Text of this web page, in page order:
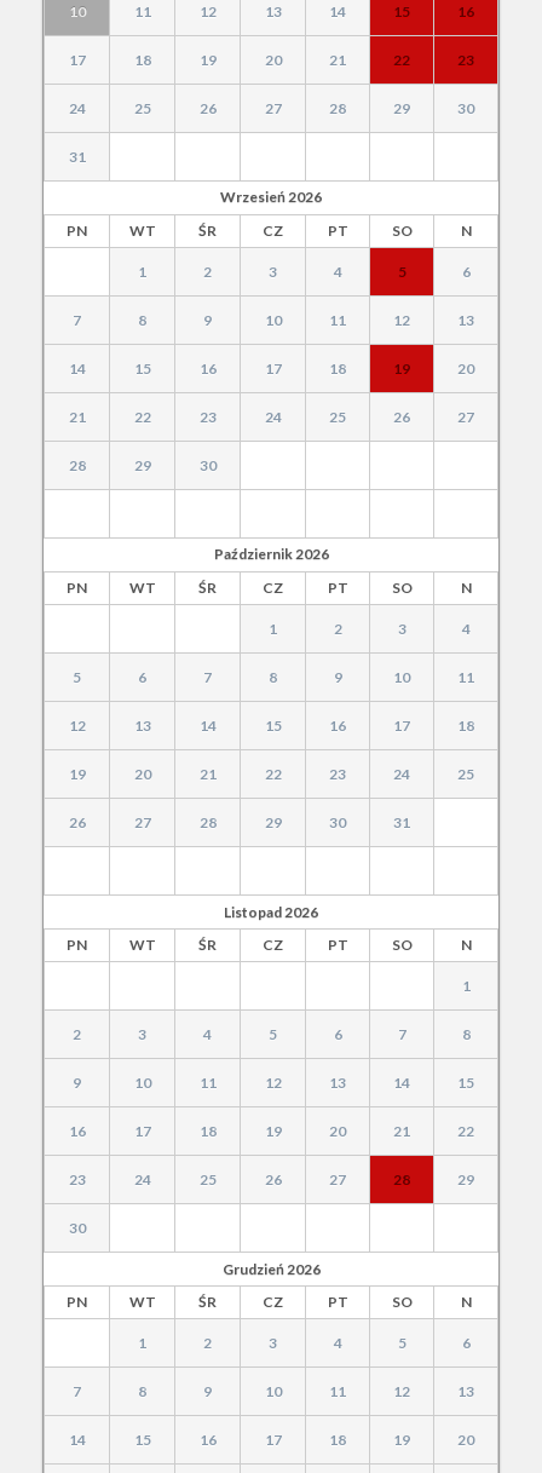
10 11 12 13 14 15 16
17 18 19 20 21 22 23
24 25 26 27 28 29 30
31
Wrzesień2026
PN
WT ŚR CZ PT SO N
1 2 3 4 5 6
7 8 9 10 11 12 13
14 15 16 17 18 19 20
21 22 23 24 25 26 27
28 29 30
Październik2026
PN
WT ŚR CZ PT SO N
1 2 3 4
5 6 7 8 9 10 11
12 13 14 15 16 17 18
19 20 21 22 23 24 25
26 27 28 29 30 31
Listopad 2026
PN
WT ŚR CZ PT SO N
1
2 3 4 5 6 7 8
9 10 11 12 13 14 15
16 17 18 19 20 21 22
23 24 25 26 27 28 29
30
Grudzień 2026
PN
WT ŚR CZ PT SO N
1 2 3 4 5 6
7 8 9 10 11 12 13
14 15 16 17 18 19 20